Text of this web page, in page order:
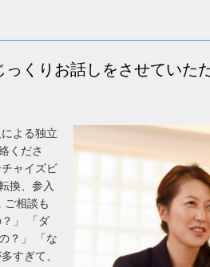
くりお話しをさせていた
よる独立
くださ
ャイズビ
換、参入
ご相談も
」 「ダ
？」 「な
すぎて、